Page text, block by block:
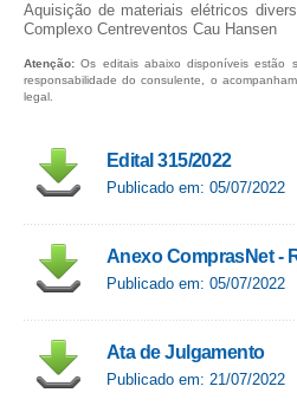
Aquisição de materiais elétricos
Complexo Centreventos Cau Hansen
Atenção: Os editais abaixo disponíveis estão
responsabilidade do consulente, o
legal.
Edital 315/2022
Publicado em: 05/07/2022
Anexo ComprasNet -
Publicado em: 05/07/2022
Ata de Julgamento
Publicado em: 21/07/2022